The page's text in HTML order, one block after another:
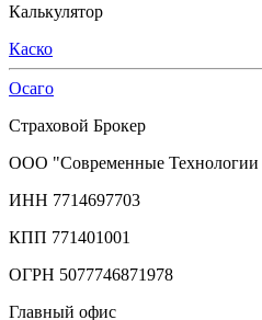
Калькулятор
Каско
Осаго
Страховой Брокер
ООО "Современные Технологии
ИНН 7714697703
КПП 771401001
ОГРН 5077746871978
Главный офис